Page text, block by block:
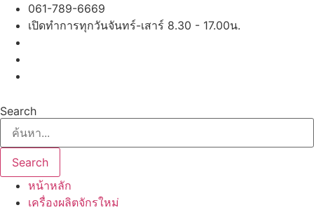
Skip
content
061-789-6669
เปิดทำการทุกวันจันทร์-เสาร์ 8.30 - 17.00น.
Search
Search
หน้าหลัก
เครื่องผลิตจักรใหม่